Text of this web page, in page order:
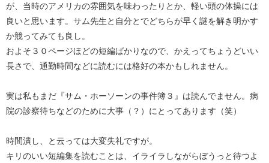
が、当時のアメリカの雰囲気を味わったりとか、軽い頭の体操には
良いと思います。サム先生と自分とでどちらが早く謎を解き明かす
か競ってみても良し。
およそ３０ページほどの短編ばかりなので、かえってちょうどいい
長さで、通勤時間などに読むには格好の本かもしれません。
実は私もまだ『サム・ホーソーンの事件簿３』は読んでません。病
院の診察待ちなどのために大事（？）にとってあります（笑）
時間潰し、と云っては大変失礼ですが。
キリのいい短編集を読むことは、イライラしながらぼうっと待つよ